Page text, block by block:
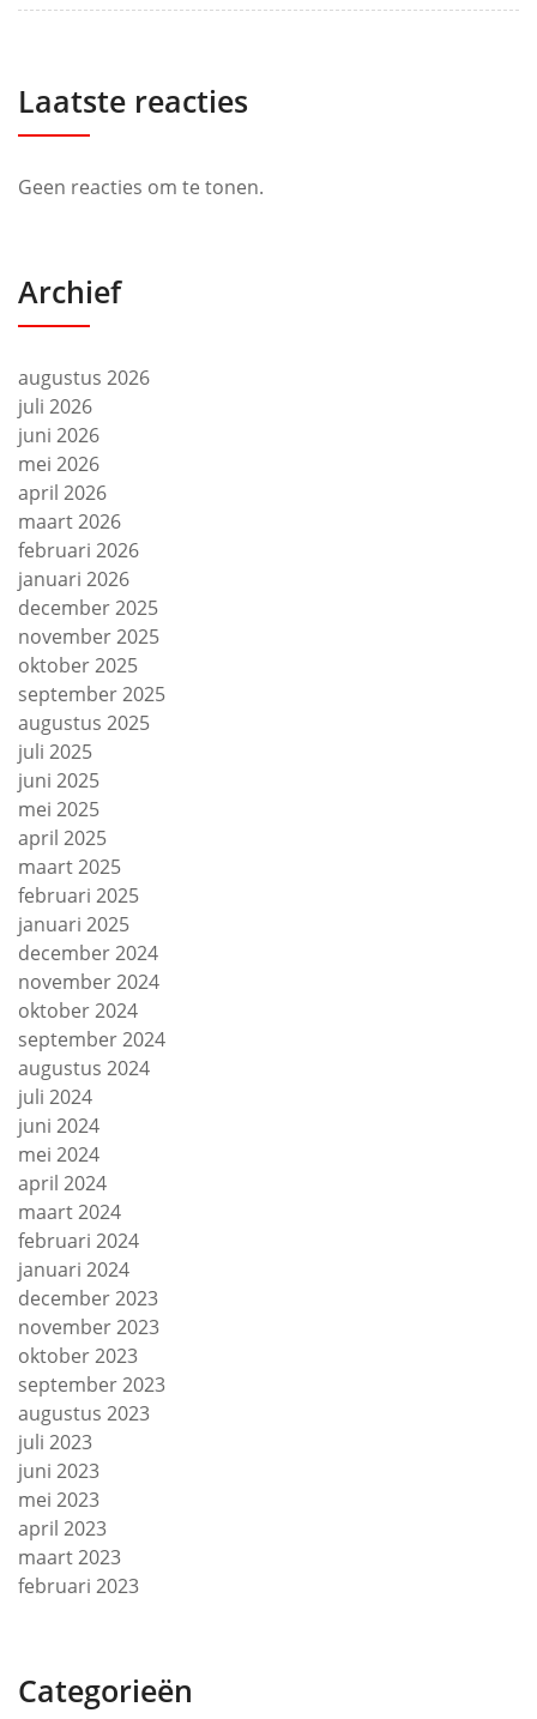
Laatste reacties
Geen reacties om te tonen.
Archief
augustus 2026
juli 2026
juni 2026
mei 2026
april 2026
maart 2026
februari 2026
januari 2026
december 2025
november 2025
oktober 2025
september 2025
augustus 2025
juli 2025
juni 2025
mei 2025
april 2025
maart 2025
februari 2025
januari 2025
december 2024
november 2024
oktober 2024
september 2024
augustus 2024
juli 2024
juni 2024
mei 2024
april 2024
maart 2024
februari 2024
januari 2024
december 2023
november 2023
oktober 2023
september 2023
augustus 2023
juli 2023
juni 2023
mei 2023
april 2023
maart 2023
februari 2023
Categorieën